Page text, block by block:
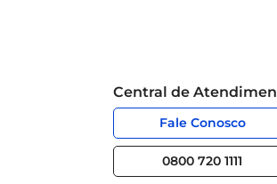
Central de
Fale Conosco
0800 720 1111